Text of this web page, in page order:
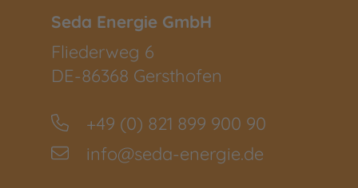
Seda Energie GmbH
Fliederweg 6
DE-86368 Gersthofen
+49 (0) 821 899 900 90
info@seda-energie.de